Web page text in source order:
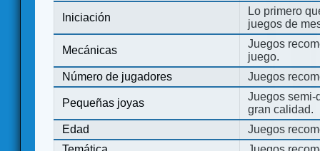
Iniciación
Lo primero
juegos de
Mecánicas
Juegos
juego.
Número de jugadores
Juegos
Pequeñas joyas
Juegos semi-
gran calidad.
Edad
Juegos